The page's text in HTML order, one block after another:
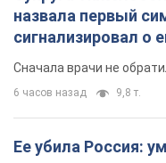
Почему в СССР
белые халаты
символический смысл